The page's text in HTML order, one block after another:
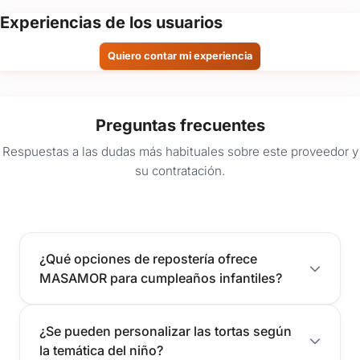
Experiencias de los usuarios
Quiero contar mi experiencia
Preguntas frecuentes
Respuestas a las dudas más habituales sobre este proveedor y
su contratación.
¿Qué opciones de repostería ofrece
MASAMOR para cumpleaños infantiles?
¿Se pueden personalizar las tortas según
la temática del niño?